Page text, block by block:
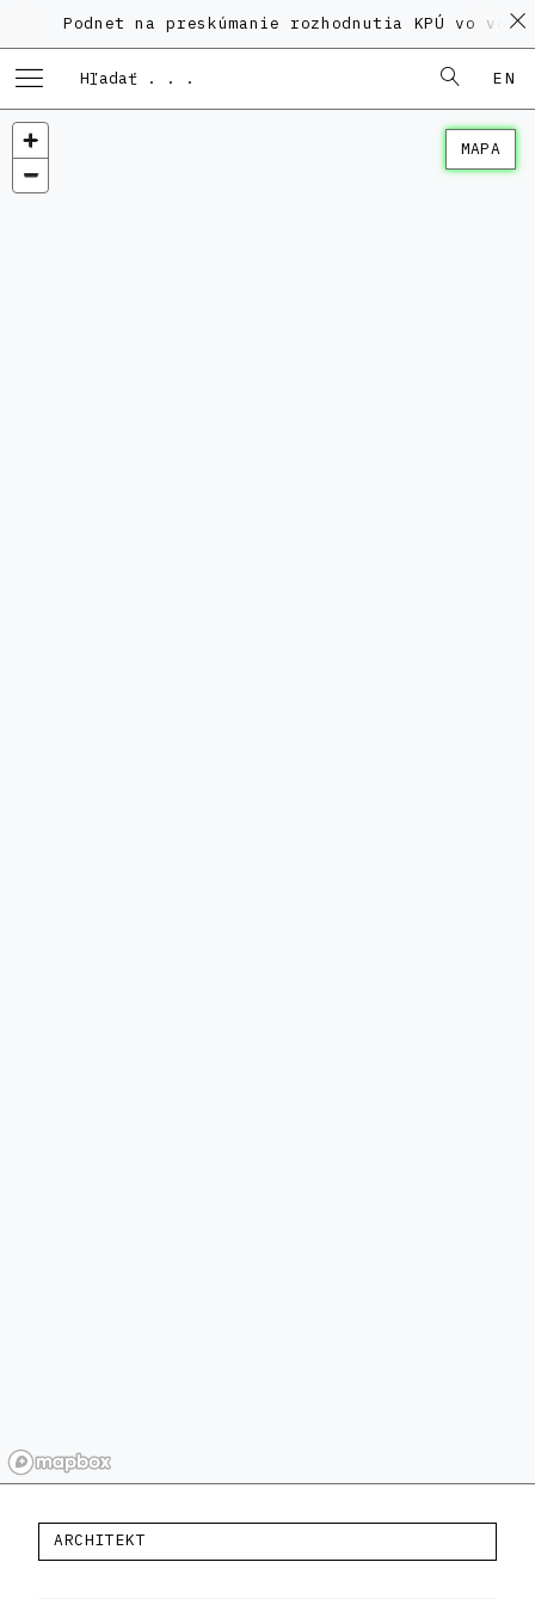
Podnet na preskúmanie rozhodnutia KPÚ vo veci
EN
MAPA
ARCHITEKT